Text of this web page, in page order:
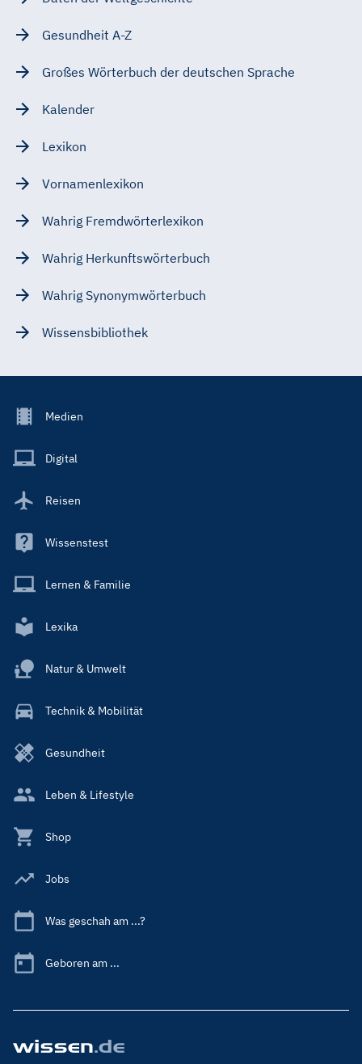
Gesundheit A-Z
Großes Wörterbuch der deutschen Sprache
Kalender
Lexikon
Vornamenlexikon
Wahrig Fremdwörterlexikon
Wahrig Herkunftswörterbuch
Wahrig Synonymwörterbuch
Wissensbibliothek
Footer
Main
Medien
Digital
Reisen
Wissenstest
Lernen & Familie
Lexika
Natur & Umwelt
Technik & Mobilität
Gesundheit
Leben & Lifestyle
Shop
Jobs
Was geschah am ...?
Geboren am ...